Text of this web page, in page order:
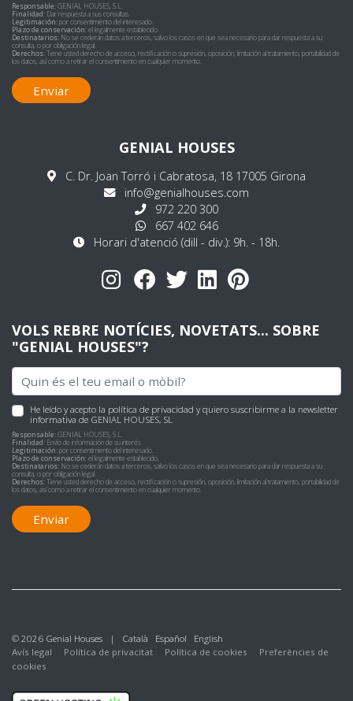
Responsable:GENIAL HOUSES, S.L.
Finalidad: Dar respuesta a sus consultas.
Legitimación:por consentimiento del interesado.
Plazo de conservación:el legalmente establecido.
Destinatarios: No se cederán datos a terceros, salvo los casos en que sea necesario para dar respuesta a su
consulta, o por obligación legal.
Derechos:Tiene usted derecho de acceso, rectificación o supresión, oposición, limitación al tratamiento, portabilidad de
los datos, así como a retirar el consentimiento en cualquier momento.
Enviar
GENIAL HOUSES
C. Dr. Joan Torró i Cabratosa, 18 17005 Girona
info@genialhouses.com
972 220 300
667 402 646
Horari d'atenció (dill - div.): 9h. - 18h.
VOLS REBRE NOTÍCIES, NOVETATS... SOBRE
"GENIAL HOUSES"?
He leído y acepto la política de privacidad y quiero suscribirme a la newsletter
informativa de GENIAL HOUSES, SL
Responsable:GENIAL HOUSES, S.L.
Finalidad: Envío de información de su interés
Legitimación:por consentimiento del interesado.
Plazo de conservación:el legalmente establecido.
Destinatarios: No se cederán datos a terceros, salvo los casos en que sea necesario para dar respuesta a su
consulta, o por obligación legal.
Derechos:Tiene usted derecho de acceso, rectificación o supresión, oposición, limitación al tratamiento, portabilidad de
los datos, así como a retirar el consentimiento en cualquier momento.
Enviar
© 2026 Genial Houses | Català Español
English
Avís legal
Política de privacitat Política de cookies
Preferències de
cookies